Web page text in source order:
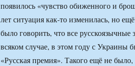
появилось «чувство обиженного и
лет ситуация как-то изменилась, но
было говорить, что все
всяком случае, в этом году с Украины
«Русская премия». Такого ещё не